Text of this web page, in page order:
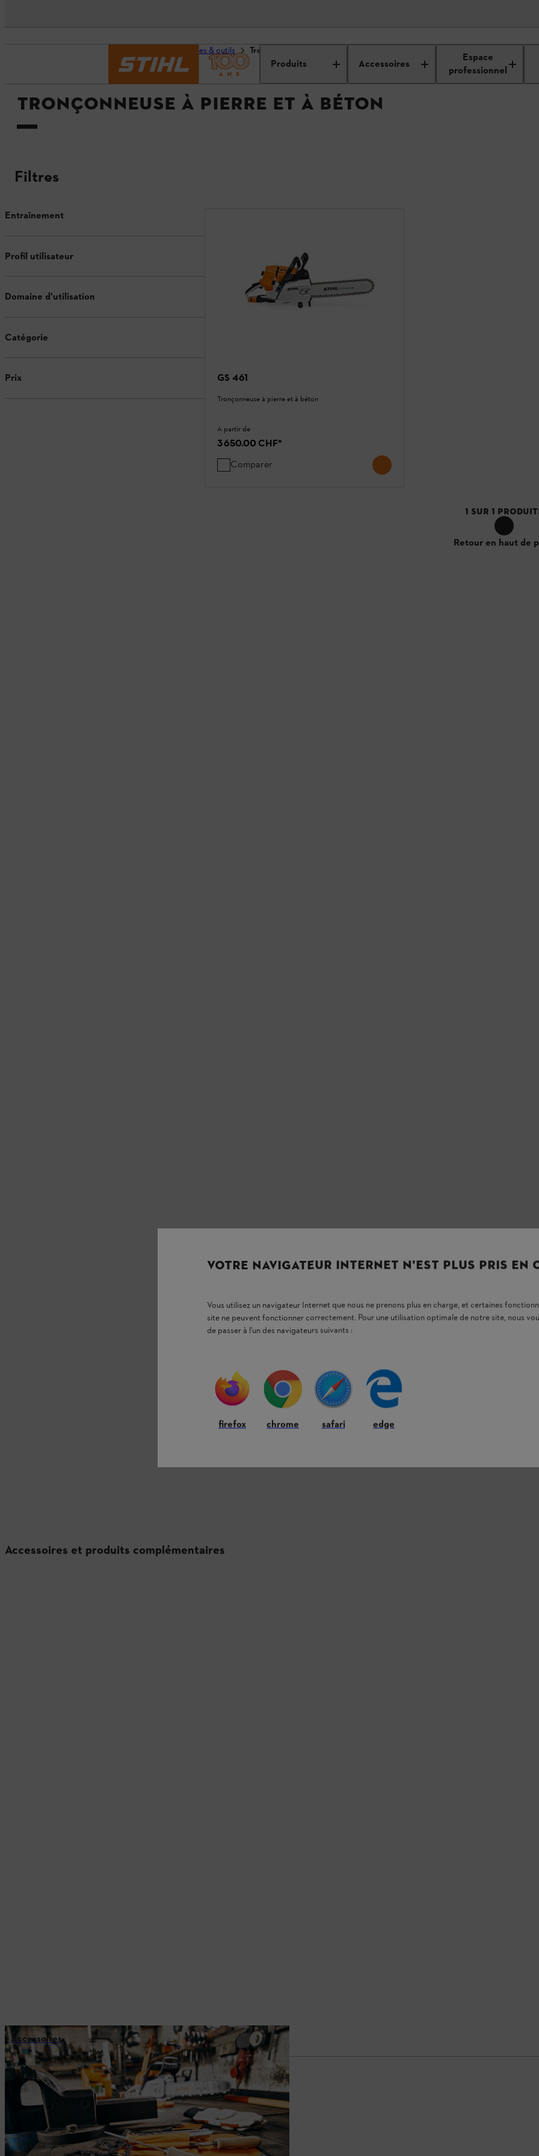
Produits Accessoires
Espace
professionnel
Machines & outils Tronçonneuse à pierre et à béton
TRONÇONNEUSE À PIERRE ET À BÉTON
Filtres
Entraînement
Profil utilisateur
Domaine d'utilisation
Catégorie
Prix GS 461
Tronçonneuse à pierre et à béton
A partir de
3 650.00 CHF*
Comparer
1 SUR 1
Retour en haut de
Accessoires et produits complémentaires
Accessoires
VOTRE NAVIGATEUR INTERNET N'EST PLUS PRIS EN
Vous utilisez un navigateur Internet que nous ne prenons plus en charge, et certaines
site ne peuvent fonctionner correctement. Pour une utilisation optimale de notre site, nous
de passer à l'un des navigateurs suivants :
firefox chrome safari edge